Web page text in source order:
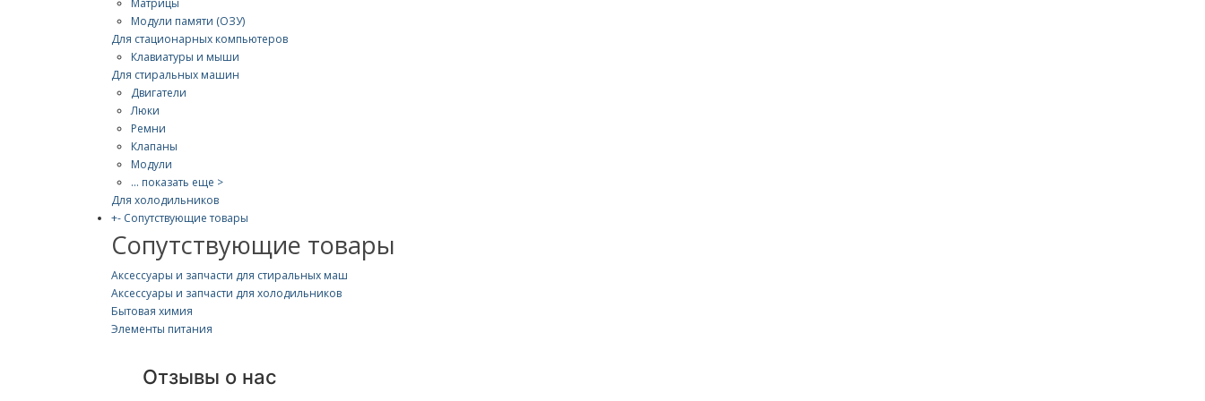
Матрицы
Модули памяти (ОЗУ)
Для стационарных компьютеров
Клавиатуры и мыши
Для стиральных машин
Двигатели
Люки
Ремни
Клапаны
Модули
... показать еще >
Для холодильников
+- Сопутствующие товары
Сопутствующие товары
Аксессуары и запчасти для стиральных маш
Аксессуары и запчасти для холодильников
Бытовая химия
Элементы питания